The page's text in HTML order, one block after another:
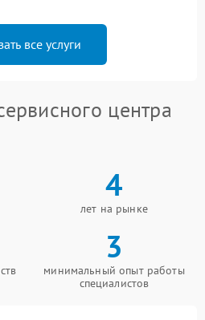
все услуги
центра
4
лет на рынке
3
минимальный опыт работы
специалистов